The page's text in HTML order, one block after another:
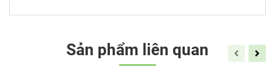
Sản phẩm liên quan